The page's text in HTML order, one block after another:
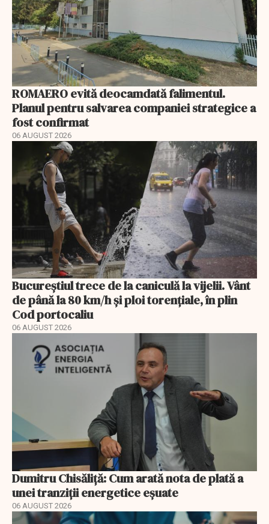
ROMAERO evită deocamdată falimentul.
Planul pentru salvarea companiei strategice a
fost confirmat
06 AUGUST 2026
Bucureștiul trece de la caniculă la vijelii. Vânt
de până la 80 km/h și ploi torențiale, în plin
Cod portocaliu
06 AUGUST 2026
Dumitru Chisăliță: Cum arată nota de plată a
unei tranziții energetice eșuate
06 AUGUST 2026